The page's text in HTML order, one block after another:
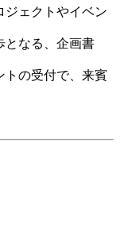
ジェクトやイベン
となる、企画書
トの受付で、来賓